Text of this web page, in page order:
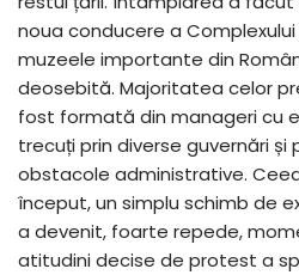
noua conducere a
muzeele importante din
deosebită. Majoritatea celor
fost formată din manageri cu
trecuți prin diverse guvernări și
obstacole administrative.
început, un simplu schimb de
a devenit, foarte repede,
atitudini decise de protest a